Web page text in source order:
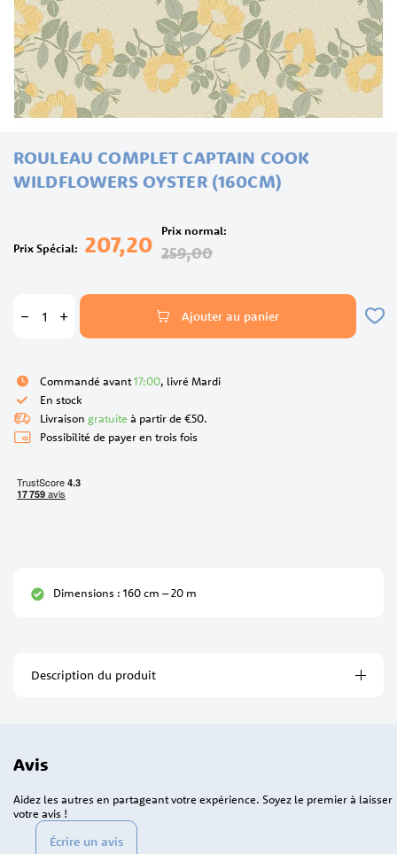
the
beginning
images
ROULEAU COMPLET CAPTAIN COOK
WILDFLOWERS OYSTER (160CM)
Prix Spécial 207,20 Prix normal
259,00
Ajouter au panier
Commandé avant17:00, livré Mardi
En stock
Livraison gratuite à partir de €50.
Possibilité de payer en trois fois
Dimensions : 160 cm – 20 m
Description du produit
Avis
Écrire un avis
Aidez les autres en partageant votre expérience. Soyez le premier à laisser
votre avis !